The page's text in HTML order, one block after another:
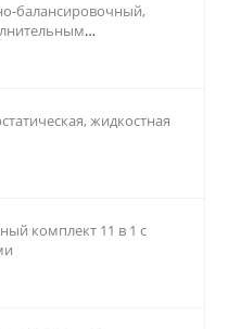
балансировочный,
жидкостная
комплект 11 в 1 с